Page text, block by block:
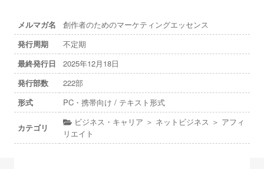
メルマガ名
創作者のためのマーケティングエッセンス
発行周期
不定期
最終発行日
2025年12月18日
発行部数
222部
形式
PC・携帯向け / テキスト形式
カテゴリ
ビジネス・キャリア ＞ ネットビジネス ＞ アフィ
リエイト